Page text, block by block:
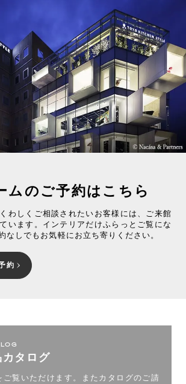
ムのご予約はこちら
わしくご相談されたいお客様には、ご来館
います。インテリアだけふらっとご覧にな
なしでもお気軽にお立ち寄りください。
約
カタログ
覧いただけます。
またカタログのご請